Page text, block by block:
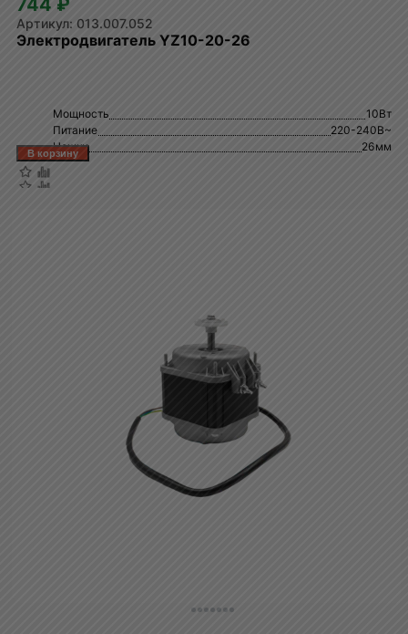
744 ₽
013.007.052
Электродвигатель YZ10-20-26
Мощность
10Вт
Питание
220-240В~
Ножки
26мм